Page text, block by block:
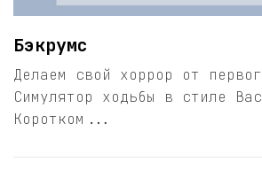
Бэкрумс
Делаем свой хоррор от
Симулятор ходьбы в стиле
Коротком...